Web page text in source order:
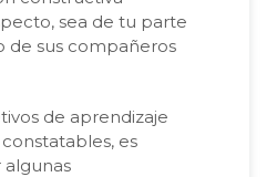
sea de tu parte
de sus compañeros
de aprendizaje
es
algunas